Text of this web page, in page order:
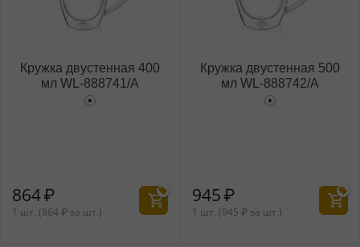
Кружка двустенная 400
мл WL‑888741/A
864₽
1 шт. (864 ₽ за шт.)
Кружка двустенная 500
мл WL‑888742/A
945₽
1 шт. (945 ₽ за шт.)